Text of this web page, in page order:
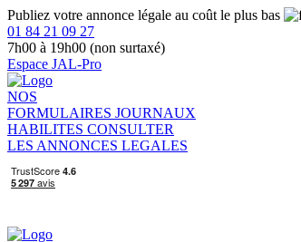
Publiez votre annonce légale au coût le plus bas
01 84 21 09 27
7h00 à 19h00 (non surtaxé)
Espace JAL-Pro
NOS
FORMULAIRES JOURNAUX
HABILITES CONSULTER
LES ANNONCES LEGALES